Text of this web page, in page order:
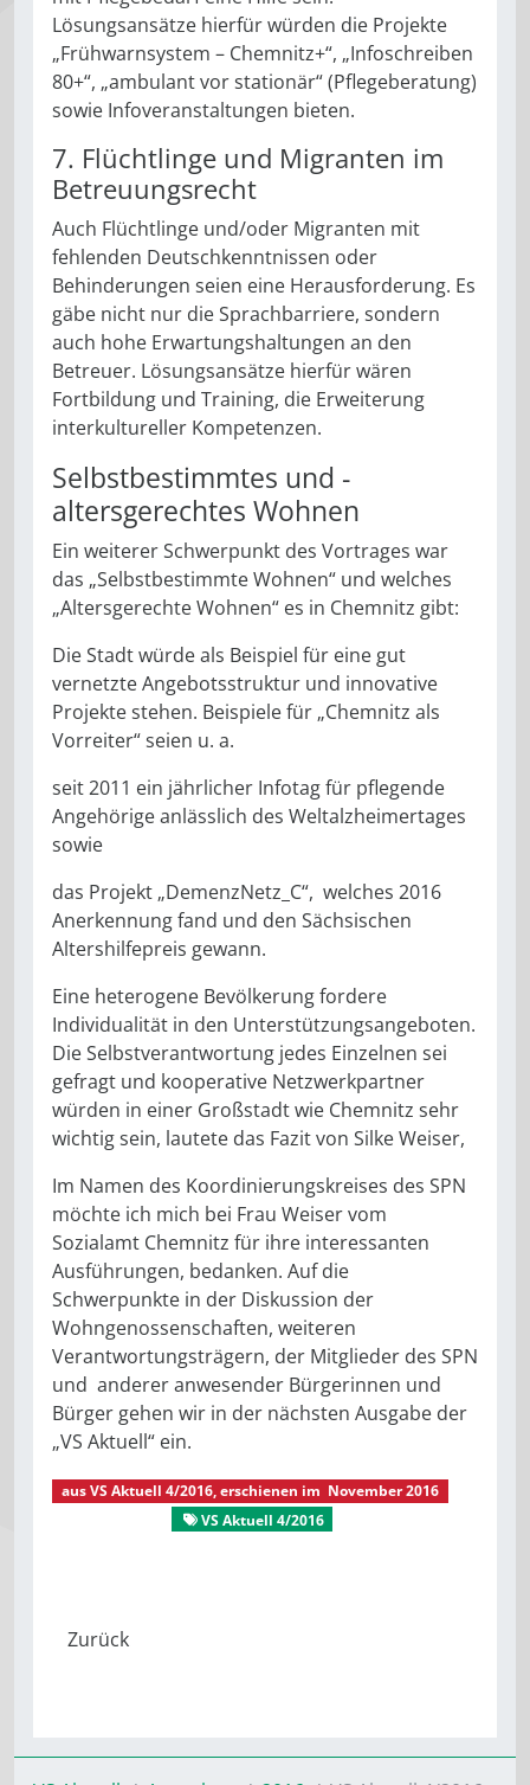
Lösungsansätze hierfür würden die Projekte
„Frühwarnsystem – Chemnitz+“, „Infoschreiben
80+“, „ambulant vor stationär“ (Pflegeberatung)
sowie Infoveranstaltungen bieten.
7. Flüchtlinge und Migranten im
Betreuungsrecht
Auch Flüchtlinge und/oder Migranten mit
fehlenden Deutschkenntnissen oder
Behinderungen seien eine Herausforderung. Es
gäbe nicht nur die Sprachbarriere, sondern
auch hohe Erwartungshaltungen an den
Betreuer. Lösungsansätze hierfür wären
Fortbildung und Training, die Erweiterung
interkultureller Kompetenzen.
Selbstbestimmtes und ­
altersgerechtes Wohnen
Ein weiterer Schwerpunkt des Vortrages war
das „Selbstbestimmte Wohnen“ und welches
„Altersgerechte Wohnen“ es in Chemnitz gibt:
Die Stadt würde als Beispiel für eine gut
vernetzte Angebotsstruktur und innovative
Projekte stehen. Beispiele für „Chemnitz als
Vorreiter“ seien u. a.
seit 2011 ein jährlicher Infotag für pflegende
Angehörige anlässlich des Weltalzheimertages
sowie
das Projekt „DemenzNetz_C“, welches 2016
Anerkennung fand und den Sächsischen
Altershilfepreis gewann.
Eine heterogene Bevölkerung fordere
Individualität in den Unterstützungsangeboten.
Die Selbstverantwortung jedes Einzelnen sei
gefragt und kooperative Netzwerkpartner
würden in einer Großstadt wie Chemnitz sehr
wichtig sein, lautete das Fazit von Silke Weiser,
Im Namen des Koordinierungskreises des SPN
möchte ich mich bei Frau Weiser vom
Sozialamt Chemnitz für ihre interessanten
Ausführungen, bedanken. Auf die
Schwerpunkte in der Diskussion der
Wohngenossenschaften, weiteren
Verantwortungsträgern, der Mitglieder des SPN
und anderer anwesender Bürgerinnen und
Bürger gehen wir in der nächsten Ausgabe der
„VS Aktuell“ ein.
ausVS Aktuell 4/2016, erschienen im November 2016
VS Aktuell 4/2016